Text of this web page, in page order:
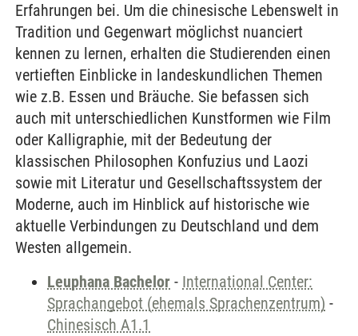
Erfahrungen bei. Um die chinesische Lebenswelt in
Tradition und Gegenwart möglichst nuanciert
kennen zu lernen, erhalten die Studierenden einen
vertieften Einblicke in landeskundlichen Themen
wie z.B. Essen und Bräuche. Sie befassen sich
auch mit unterschiedlichen Kunstformen wie Film
oder Kalligraphie, mit der Bedeutung der
klassischen Philosophen Konfuzius und Laozi
sowie mit Literatur und Gesellschaftssystem der
Moderne, auch im Hinblick auf historische wie
aktuelle Verbindungen zu Deutschland und dem
Westen allgemein.
Leuphana Bachelor - International Center:
Sprachangebot (ehemals Sprachenzentrum) -
Chinesisch A1.1